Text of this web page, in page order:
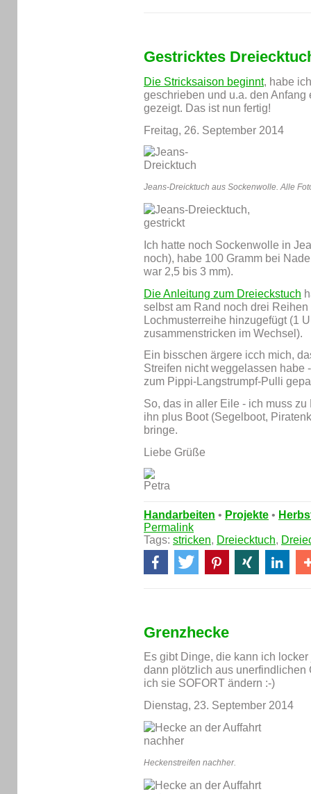
Gestricktes
Die Stricksaison beginnt, habe
geschrieben und u.a. den
gezeigt. Das ist nun fertig!
Freitag, 26. September 2014
Jeans-Dreicktuch aus Sockenwolle. Alle
Ich hatte noch Sockenwolle in
noch), habe 100 Gramm bei
war 2,5 bis 3 mm).
Die Anleitung zum Dreieckstuch
selbst am Rand noch drei
Lochmusterreihe hinzugefügt (1
zusammenstricken im Wechsel).
Ein bisschen ärgere icch mich,
Streifen nicht weggelassen habe
zum Pippi-Langstrumpf-Pulli
So, das in aller Eile - ich muss
ihn plus Boot (Segelboot,
bringe.
Liebe Grüße
Handarbeiten • Projekte •
Permalink
Tags: stricken, Dreiecktuch,
Grenzhecke
Es gibt Dinge, die kann ich
dann plötzlich aus unerfindlichen
ich sie SOFORT ändern :-)
Dienstag, 23. September 2014
Heckenstreifen nachher.